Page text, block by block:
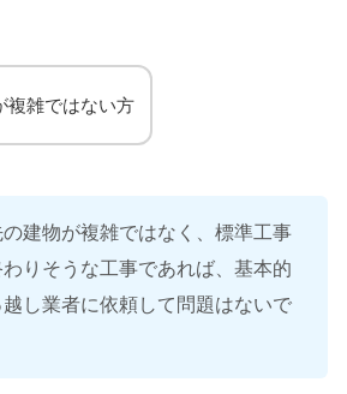
複雑ではない方
建物が複雑ではなく、標準工事
りそうな工事であれば、基本的
し業者に依頼して問題はないで